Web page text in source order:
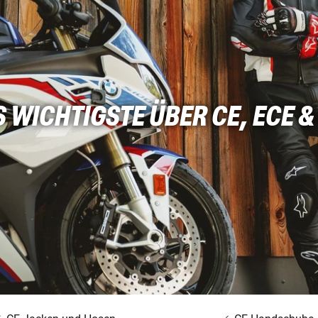
WICHTIGSTE ÜBER CE, ECE